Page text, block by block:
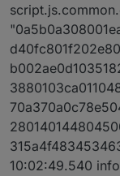
10:02:49.540